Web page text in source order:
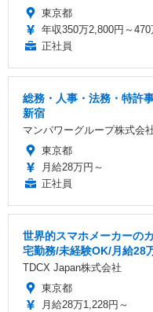
東京都
年収350万2,800円～470
正社員
総務・人事・法務・特許
新宿
マンパワーグループ株式会
東京都
月給28万円～
正社員
世界的スマホメーカーの
宅勤務/未経験OK/月給28
TDCX Japan株式会社
東京都
月給28万1,228円～